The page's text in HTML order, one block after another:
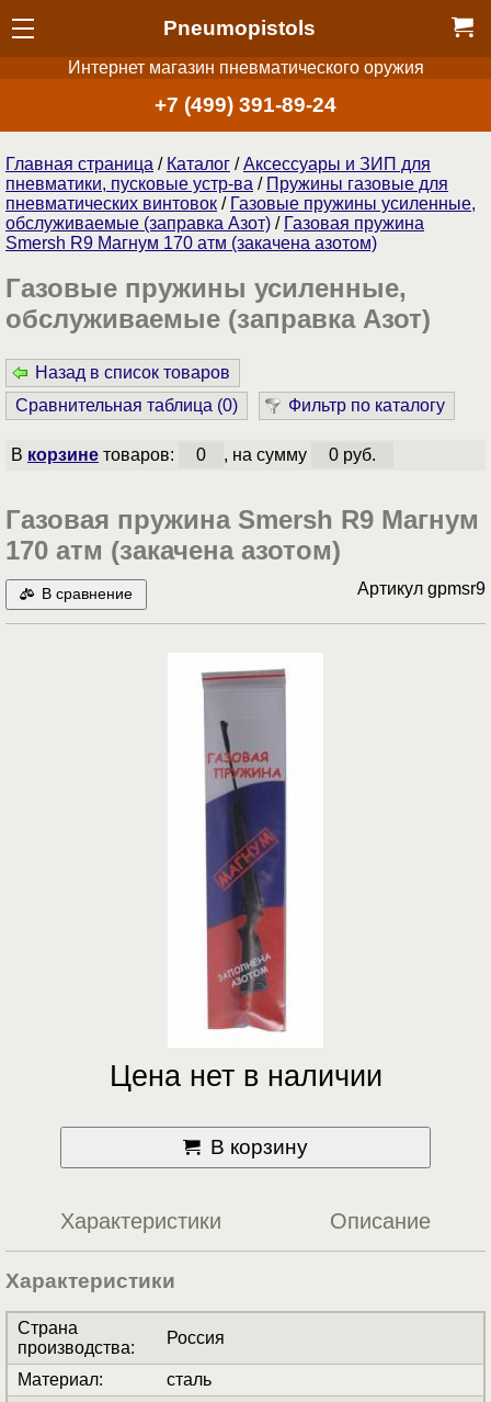
Pneumopistols
Интернет магазин пневматического оружия
+7 (499) 391-89-24
Главная страница / Каталог /Аксессуары и ЗИП для
пневматики, пусковые устр-ва / Пружины газовые для
пневматических винтовок / Газовые пружины усиленные,
обслуживаемые (заправка Азот) / Газовая пружина
Smersh R9 Магнум 170 атм (закачена азотом)
Газовые пружины усиленные,
обслуживаемые (заправка Азот)
Назад в список товаров
Сравнительная таблица (0) Фильтр по каталогу
В корзинетоваров: 0 , на сумму 0 руб.
Газовая пружина Smersh R9 Магнум
170 атм (закачена азотом)
В сравнение Артикул gpmsr9
Цена нет в наличии
В корзину
Характеристики Описание
Характеристики
Страна
производства:
Россия
Материал:
сталь